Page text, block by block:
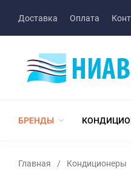
Доставка Оплата
БРЕНДЫ
Главная / Кондиционеры